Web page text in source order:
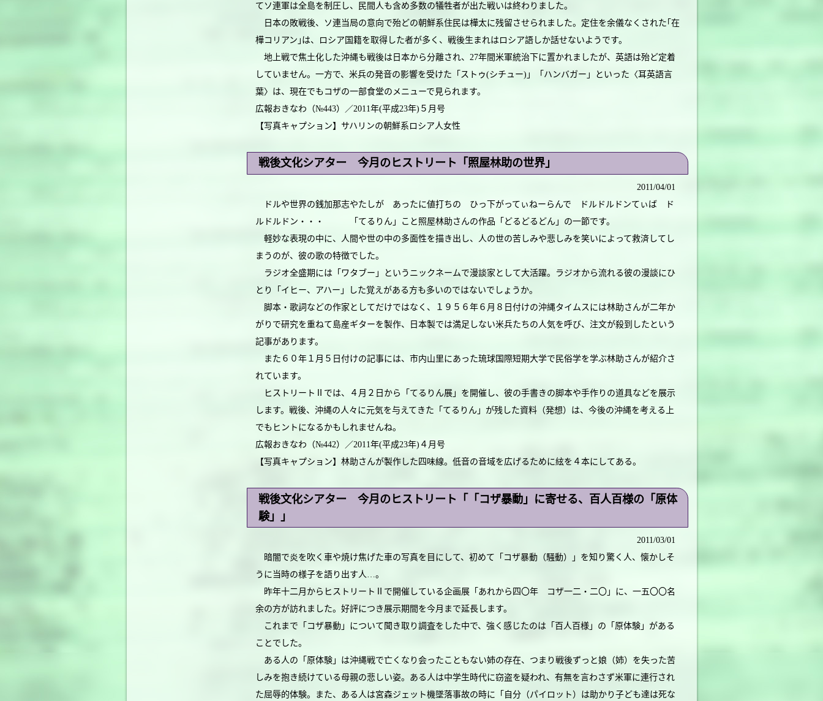
てソ連軍は全島を制圧し、民間人も含め多数の犠牲者が出た戦いは終わりました。
日本の敗戦後、ソ連当局の意向で殆どの朝鮮系住民は樺太に残留させられました。定住を余儀なくされた｢在
樺コリアン｣は、ロシア国籍を取得した者が多く、戦後生まれはロシア語しか話せないようです。
地上戦で焦土化した沖縄も戦後は日本から分離され、27年間米軍統治下に置かれましたが、英語は殆ど定着
していません。一方で、米兵の発音の影響を受けた「ストゥ(シチュー)」「ハンバガー」といった〈耳英語言
葉〉は、現在でもコザの一部食堂のメニューで見られます。
広報おきなわ（№443）／2011年(平成23年)５月号
【写真キャプション】サハリンの朝鮮系ロシア人女性
戦後文化シアター 今月のヒストリート「照屋林助の世界」
2011/04/01
ドルや世界の銭加那志やたしが あったに値打ちの ひっ下がってぃねーらんで ドルドルドンてぃば ド
ルドルドン・・・ 「てるりん」こと照屋林助さんの作品「どるどるどん」の一節です。
軽妙な表現の中に、人間や世の中の多面性を描き出し、人の世の苦しみや悲しみを笑いによって救済してし
まうのが、彼の歌の特徴でした。
ラジオ全盛期には「ワタブー」というニックネームで漫談家として大活躍。ラジオから流れる彼の漫談にひ
とり「イヒー、アハー」した覚えがある方も多いのではないでしょうか。
脚本・歌詞などの作家としてだけではなく、１９５６年６月８日付けの沖縄タイムスには林助さんが二年か
がりで研究を重ねて島産ギターを製作、日本製では満足しない米兵たちの人気を呼び、注文が殺到したという
記事があります。
また６０年１月５日付けの記事には、市内山里にあった琉球国際短期大学で民俗学を学ぶ林助さんが紹介さ
れています。
ヒストリートⅡでは、４月２日から「てるりん展」を開催し、彼の手書きの脚本や手作りの道具などを展示
します。戦後、沖縄の人々に元気を与えてきた「てるりん」が残した資料（発想）は、今後の沖縄を考える上
でもヒントになるかもしれませんね。
広報おきなわ（№442）／2011年(平成23年)４月号
【写真キャプション】林助さんが製作した四味線。低音の音域を広げるために絃を４本にしてある。
戦後文化シアター 今月のヒストリート「「コザ暴動」に寄せる、百人百様の「原体
験」」
2011/03/01
暗闇で炎を吹く車や焼け焦げた車の写真を目にして、初めて「コザ暴動（騒動）」を知り驚く人、懐かしそ
うに当時の様子を語り出す人…。
昨年十二月からヒストリートⅡで開催している企画展「あれから四〇年 コザ一二・二〇」に、一五〇〇名
余の方が訪れました。好評につき展示期間を今月まで延長します。
これまで「コザ暴動」について聞き取り調査をした中で、強く感じたのは「百人百様」の「原体験」がある
ことでした。
ある人の「原体験」は沖縄戦で亡くなり会ったこともない姉の存在、つまり戦後ずっと娘（姉）を失った苦
しみを抱き続けている母親の悲しい姿。ある人は中学生時代に窃盗を疑われ、有無を言わさず米軍に連行され
た屈辱的体験。また、ある人は宮森ジェット機墜落事故の時に「自分（パイロット）は助かり子ども達は死な